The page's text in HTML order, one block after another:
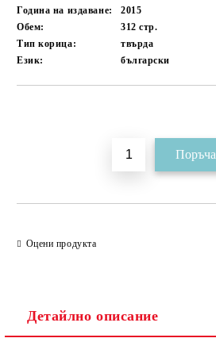
Година на издаване:
2015
Обем:
312стр.
Тип корица:
твърда
Език:
български
Оцени продукта
Детайлно описание